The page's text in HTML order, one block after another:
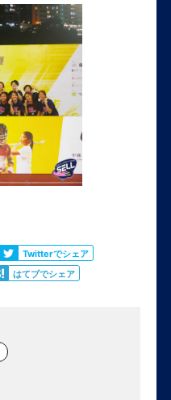
Twitterでシェア
Tweet
はてブでシェア
Share